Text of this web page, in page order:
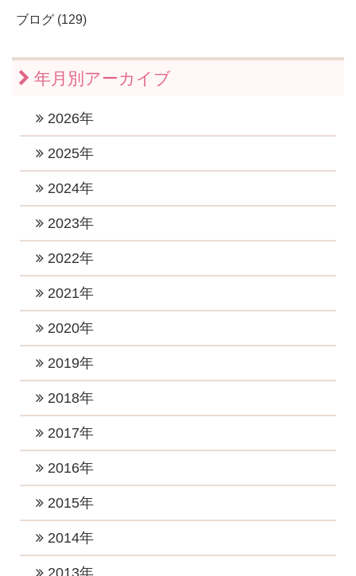
ブログ (129)
年月別アーカイブ
2026年
2026年7月 (1)
2026年5月 (1)
2026年4月 (1)
2026年3月 (1)
2026年2月 (1)
2025年
2025年11月 (1)
2025年9月 (1)
2025年8月 (1)
2025年6月 (2)
2025年5月 (1)
2025年2月 (2)
2025年1月 (2)
2024年
2024年12月 (2)
2024年10月 (1)
2024年9月 (2)
2024年8月 (1)
2024年6月 (3)
2024年4月 (2)
2024年3月 (2)
2024年2月 (1)
2023年
2023年12月 (1)
2023年8月 (2)
2023年7月 (2)
2023年5月 (1)
2023年4月 (2)
2023年2月 (2)
2023年1月 (5)
2022年
2022年12月 (1)
2022年10月 (1)
2022年8月 (1)
2022年7月 (4)
2022年6月 (1)
2022年4月 (1)
2022年3月 (1)
2022年2月 (2)
2022年1月 (2)
2021年
2021年11月 (4)
2021年8月 (2)
2021年7月 (1)
2021年6月 (4)
2021年5月 (1)
2021年2月 (2)
2021年1月 (3)
2020年
2020年12月 (2)
2020年10月 (2)
2020年8月 (3)
2020年7月 (2)
2020年5月 (2)
2020年3月 (4)
2019年
2019年12月 (2)
2019年10月 (3)
2019年7月 (3)
2019年5月 (1)
2019年4月 (2)
2018年
2018年12月 (2)
2018年10月 (1)
2018年8月 (3)
2018年7月 (1)
2018年6月 (2)
2017年
2017年12月 (3)
2017年10月 (4)
2017年9月 (4)
2016年
2016年12月 (4)
2016年10月 (4)
2015年
2015年12月 (2)
2014年
2014年12月 (2)